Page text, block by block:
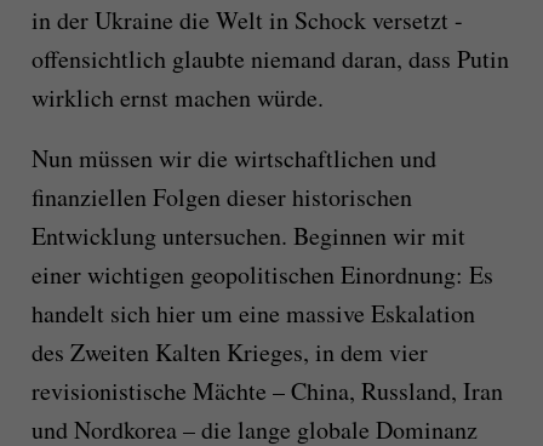
in der Ukraine die Welt in Schock versetzt -
offensichtlich glaubte niemand daran, dass Putin
wirklich ernst machen würde.
Nun müssen wir die wirtschaftlichen und
finanziellen Folgen dieser historischen
Entwicklung untersuchen. Beginnen wir mit
einer wichtigen geopolitischen Einordnung: Es
handelt sich hier um eine massive Eskalation
des Zweiten Kalten Krieges, in dem vier
revisionistische Mächte – China, Russland, Iran
und Nordkorea – die lange globale Dominanz